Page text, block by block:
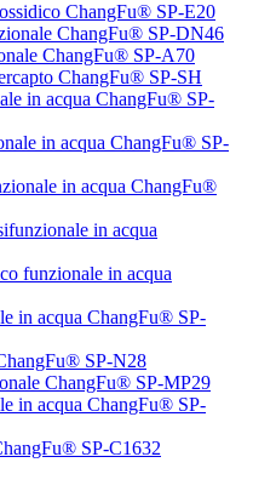
ChangFu® SP-E20
ChangFu® SP-DN46
ChangFu® SP-A70
ChangFu® SP-SH
in acqua ChangFu® SP-
in acqua ChangFu® SP-
in acqua ChangFu®
in acqua
funzionale in acqua
in acqua ChangFu® SP-
SP-N28
ChangFu® SP-MP29
in acqua ChangFu® SP-
SP-C1632